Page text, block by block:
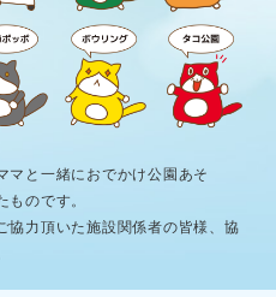
マと一緒におでかけ公園あそ
のです。
協力頂いた施設関係者の皆様、協